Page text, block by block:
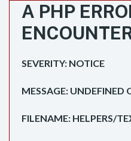
A PHP
SEVERITY: NOTICE
MESSAGE: UNDEFINED
FILENAME: HELPERS/